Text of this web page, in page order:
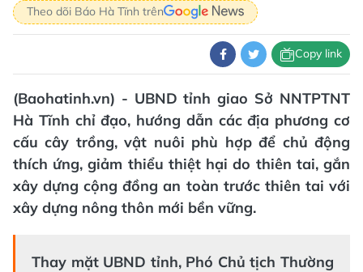
Theo dõi Báo Hà Tĩnh trên
Copy link
(Baohatinh.vn) - UBND tỉnh giao Sở NNTPTNT
Hà Tĩnh chỉ đạo, hướng dẫn các địa phương cơ
cấu cây trồng, vật nuôi phù hợp để chủ động
thích ứng, giảm thiểu thiệt hại do thiên tai, gắn
xây dựng cộng đồng an toàn trước thiên tai với
xây dựng nông thôn mới bền vững.
Thay mặt UBND tỉnh, Phó Chủ tịch Thường